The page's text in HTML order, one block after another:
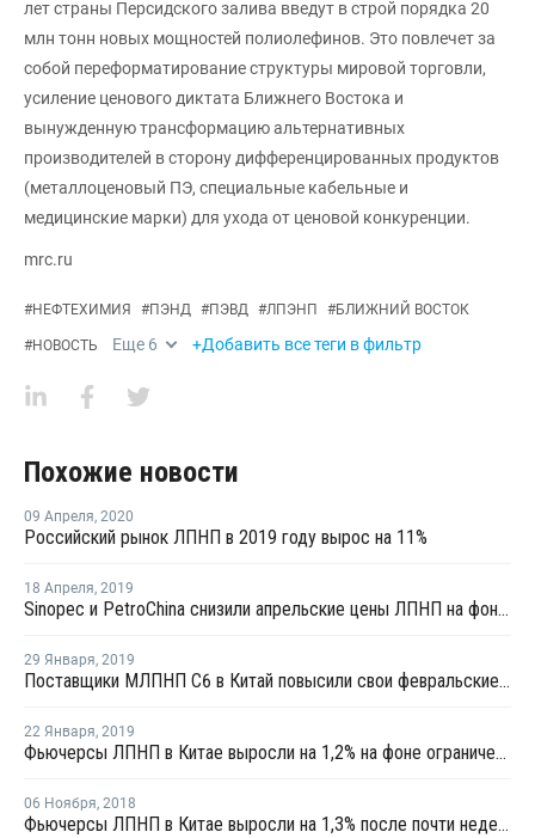
лет страны Персидского залива введут в строй порядка 20
млн тонн новых мощностей полиолефинов. Это повлечет за
собой переформатирование структуры мировой торговли,
усиление ценового диктата Ближнего Востока и
вынужденную трансформацию альтернативных
производителей в сторону дифференцированных продуктов
(металлоценовый ПЭ, специальные кабельные и
медицинские марки) для ухода от ценовой конкуренции.
mrc.ru
#НЕФТЕХИМИЯ #ПЭНД #ПЭВД #ЛПЭНП #БЛИЖНИЙ ВОСТОК
#НОВОСТЬ Еще 6 +Добавить все теги в фильтр
Похожие новости
09 Апреля, 2020
Российский рынок ЛПНП в 2019 году вырос на 11%
18 Апреля, 2019
Sinopec и PetroChina снизили апрельские цены ЛПНП на фоне нисходящего тренда
29 Января, 2019
Поставщики МЛПНП C6 в Китай повысили свои февральские цены
22 Января, 2019
Фьючерсы ЛПНП в Китае выросли на 1,2% на фоне ограниченного предложения со стороны производителей
06 Ноября, 2018
Фьючерсы ЛПНП в Китае выросли на 1,3% после почти недельного снижения